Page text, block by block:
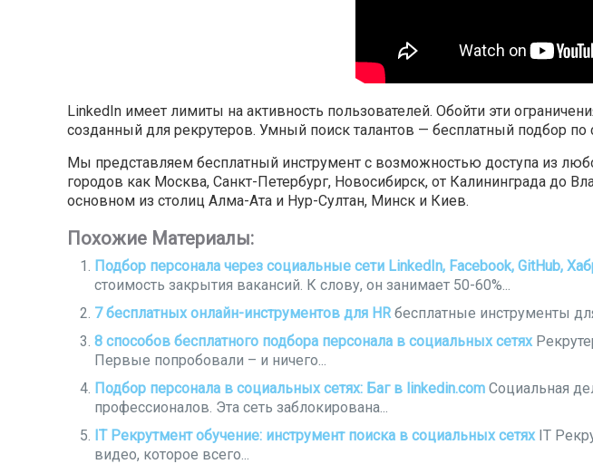
LinkedIn имеет лимиты на активность пользователей. Обойти эти
созданный для рекрутеров. Умный поиск талантов — бесплатный подбор
Мы представляем бесплатный инструмент с возможностью доступа из
городов как Москва, Санкт-Петербург, Новосибирск, от Калининграда до
основном из столиц Алма-Ата и Нур-Султан, Минск и Киев.
Похожие Материалы:
Подбор персонала через социальные сети LinkedIn, Facebook, GitHub,
стоимость закрытия вакансий. К слову, он занимает 50-60%...
7 бесплатных онлайн-инструментов для HR бесплатные инструменты
8 способов бесплатного подбора персонала в социальных сетях
Первые попробовали – и ничего...
Подбор персонала в социальных сетях: Баг в linkedin.com Социальная
профессионалов. Эта сеть заблокирована...
IT Рекрутмент обучение: инструмент поиска в социальных сетях IT
видео, которое всего...